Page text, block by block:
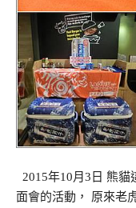
2015年10月3日 熊貓
面會的活動， 原來老